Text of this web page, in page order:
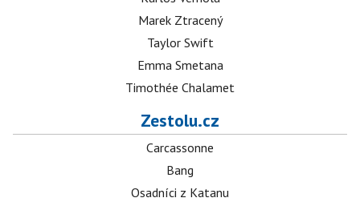
Marek Ztracený
Taylor Swift
Emma Smetana
Timothée Chalamet
Zestolu.cz
Carcassonne
Bang
Osadníci z Katanu